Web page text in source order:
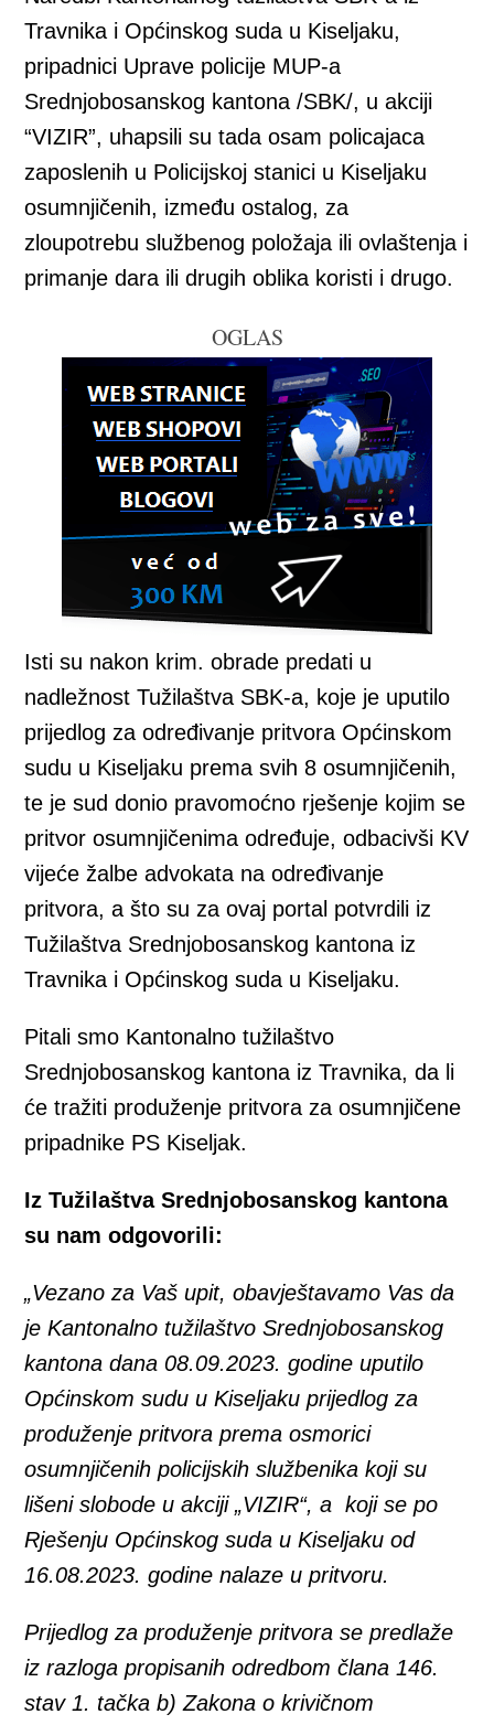
Travnika i Općinskog suda u Kiseljaku,
pripadnici Uprave policije MUP-a
Srednjobosanskog kantona /SBK/, u akciji
“VIZIR”, uhapsili su tada osam policajaca
zaposlenih u Policijskoj stanici u Kiseljaku
osumnjičenih, između ostalog, za
zloupotrebu službenog položaja ili ovlaštenja i
primanje dara ili drugih oblika koristi i drugo.
OGLAS
Isti su nakon krim. obrade predati u
nadležnost Tužilaštva SBK-a, koje je uputilo
prijedlog za određivanje pritvora Općinskom
sudu u Kiseljaku prema svih 8 osumnjičenih,
te je sud donio pravomoćno rješenje kojim se
pritvor osumnjičenima određuje, odbacivši KV
vijeće žalbe advokata na određivanje
pritvora, a što su za ovaj portal potvrdili iz
Tužilaštva Srednjobosanskog kantona iz
Travnika i Općinskog suda u Kiseljaku.
Pitali smo Kantonalno tužilaštvo
Srednjobosanskog kantona iz Travnika, da li
će tražiti produženje pritvora za osumnjičene
pripadnike PS Kiseljak.
Iz Tužilaštva Srednjobosanskog kantona
su nam odgovorili:
„Vezano za Vaš upit, obavještavamo Vas da
je Kantonalno tužilaštvo Srednjobosanskog
kantona dana 08.09.2023. godine uputilo
Općinskom sudu u Kiseljaku prijedlog za
produženje pritvora prema osmorici
osumnjičenih policijskih službenika koji su
lišeni slobode u akciji „VIZIR“, a koji se po
Rješenju Općinskog suda u Kiseljaku od
16.08.2023. godine nalaze u pritvoru.
Prijedlog za produženje pritvora se predlaže
iz razloga propisanih odredbom člana 146.
stav 1. tačka b) Zakona o krivičnom